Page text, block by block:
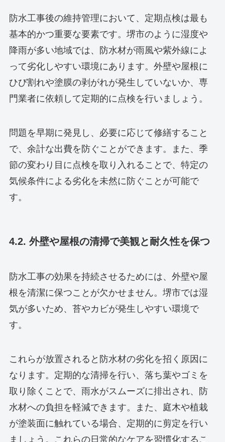
防水工事後の維持管理において、定期点検は最も
基本的かつ重要な要素です。堺市のように湿度や
降雨が多い地域では、防水材が雨風や紫外線によ
って劣化しやすい環境にあります。外壁や屋根に
ひび割れや塗膜の剥がれが発生していないか、専
門業者に依頼して定期的に点検を行いましょう。
問題を早期に発見し、必要に応じて修繕すること
で、余計な出費を防ぐことができます。また、季
節の変わり目に点検を取り入れることで、特定の
気候条件による劣化を未然に防ぐことが可能で
す。
4.2. 外壁や屋根の清掃で美観と耐久性を保つ
防水工事の効果を持続させるためには、外壁や屋
根を清潔に保つことが欠かせません。堺市では湿
気が多いため、苔やカビが発生しやすい環境で
す。
これらが放置されると防水材の劣化を招く原因に
なります。定期的な清掃を行い、落ち葉やゴミを
取り除くことで、雨水がスムーズに排出され、防
水材への負担を軽減できます。また、庭木や植栽
が塗装面に触れている場合、定期的に剪定を行い
ましょう。これらの日常的なケアを習慣化するこ